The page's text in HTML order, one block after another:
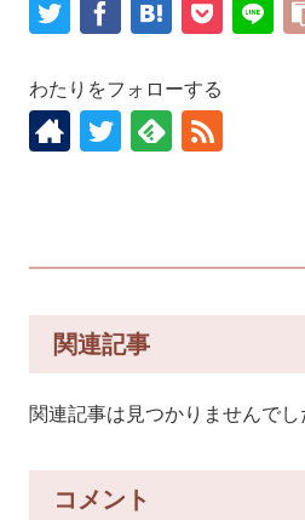
わたりをフォローする
関連記事
関連記事は見つかりませんでし
コメント